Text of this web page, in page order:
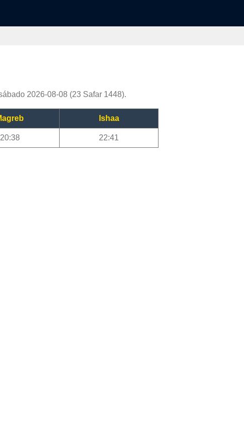
2026-08-08 (23 Safar 1448).
Ishaa
20:38 22:41